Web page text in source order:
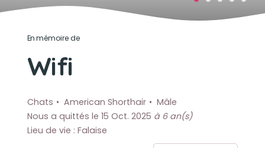
En mémoire de
Wifi
Chats American Shorthair
Mâle
Nous a quittés le 15 Oct. 2025 à 6 an(s)
Lieu de vie : Falaise